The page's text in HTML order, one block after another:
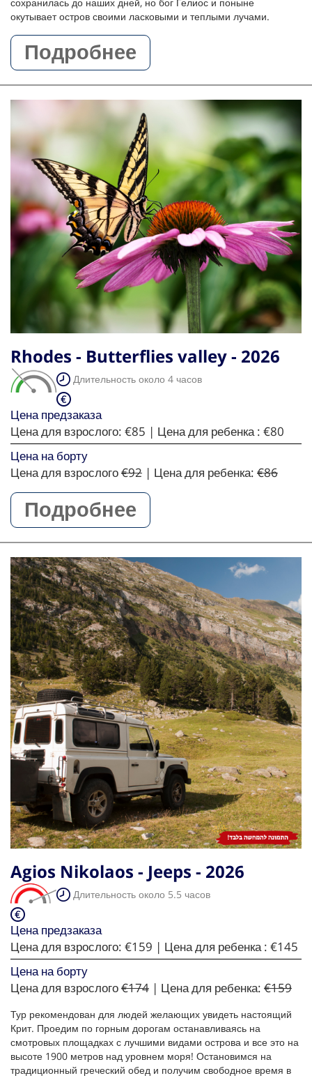
окутывает остров своими ласковыми и теплыми лучами.
Подробнее
Rhodes - Butterflies valley - 2026
Длительность около 4 часов
Цена предзаказа
Цена для взрослого: €85 | Цена для ребенка : €80
Цена на борту
Цена для взрослого€92 | Цена для ребенка: €86
Подробнее
Agios Nikolaos - Jeeps - 2026
Длительность около 5.5 часов
Цена предзаказа
Цена для взрослого: €159 | Цена для ребенка : €145
Цена на борту
Цена для взрослого€174 | Цена для ребенка: €159
Тур рекомендован для людей желающих увидеть настоящий
Крит. Проедим по горным дорогам останавливаясь на
смотровых площадках с лучшими видами острова и все это на
высоте 1900 метров над уровнем моря! Остановимся на
традиционный греческий обед и получим свободное время в